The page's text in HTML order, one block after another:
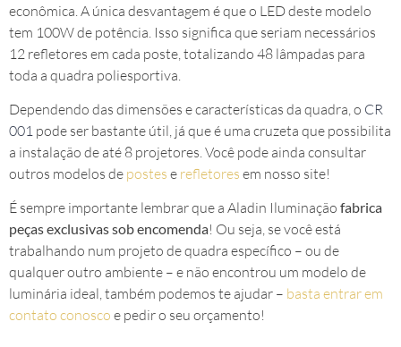
econômica. A única desvantagem é que o LED deste modelo
tem 100W de potência. Isso significa que seriam necessários
12 refletores em cada poste, totalizando 48 lâmpadas para
toda a quadra poliesportiva.
Dependendo das dimensões e características da quadra, o CR
001 pode ser bastante útil, já que é uma cruzeta que possibilita
a instalação de até 8 projetores. Você pode ainda consultar
outros modelos de postes e refletores em nosso site!
É sempre importante lembrar que a Aladin Iluminação fabrica
peças exclusivas sob encomenda! Ou seja, se você está
trabalhando num projeto de quadra específico – ou de
qualquer outro ambiente – e não encontrou um modelo de
luminária ideal, também podemos te ajudar – basta entrar em
contato conosco e pedir o seu orçamento!